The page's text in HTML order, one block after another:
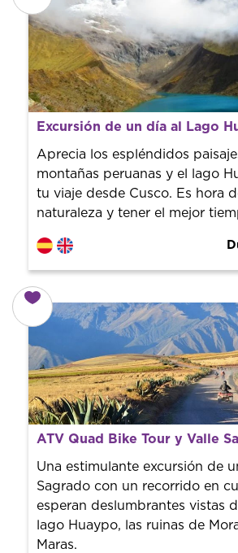
Desde 35 €
por persona.
¡Reserva con nosotros!
guías de la ciudad para tener el
Excursión de un día al Lago
Aprecia los espléndidos
montañas peruanas y el lago
tu viaje desde Cusco. Es hora
naturaleza y tener el mejor
Desde 30 € por persona.
¡Reserva con nosotros!
guías de la ciudad para tener el
ATV Quad Bike Tour y Valle
Una estimulante excursión de
Sagrado con un recorrido en
esperan deslumbrantes vistas
lago Huaypo, las ruinas de
Maras.